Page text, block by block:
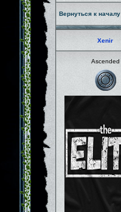
Вернуться к началу
Xenir
Ascended